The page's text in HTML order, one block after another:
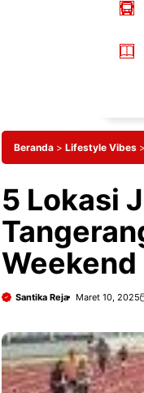
Beranda > Lifestyle Vibes >
5 Lokasi
Weekend
Santika Reja Maret 10, 2025
sangka, dua